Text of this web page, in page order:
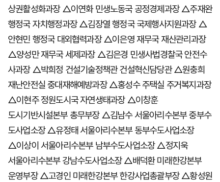
상권활성화과장 △이연화 민생노동국 공정경제과장 △주재완
행정국 자치행정과장 △김장열 행정국 국제행사지원과장 △
안현민 행정국 대외협력과장 △이은영 재무국 재산관리과장
△양성만 재무국 세제과장 △김은경 민생사법경찰국 안전수
사과장 △박희정 건설기술정책관 건설혁신담당관 △원충희
재난안전실 중대재해예방과장 △홍성수 주택실 주거복지과장
△이현주 정원도시국 자연생태과장 △이창훈
도시기반시설본부 총무부장 △김남수 서울아리수본부 중부수
도사업소장 △유정태 서울아리수본부 동부수도사업소장
△이상이 서울아리수본부 남부수도사업소장 △정지욱
서울아리수본부 강남수도사업소장 △배덕환 미래한강본부
운영부장 △고경인 미래한강본부 한강사업총괄부장 △황성원